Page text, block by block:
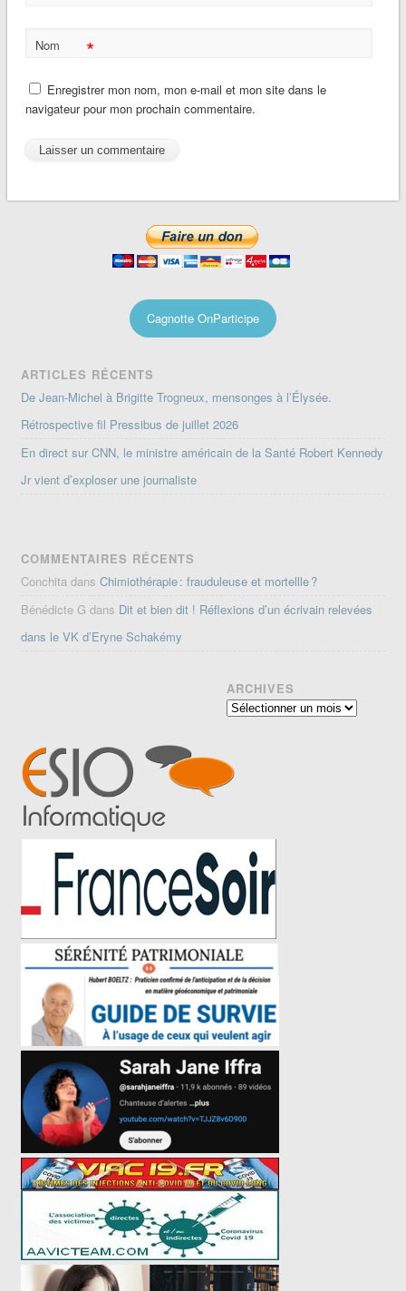
Nom *
Enregistrer mon nom, mon e-mail et mon site dans le
navigateur pour mon prochain commentaire.
Cagnotte OnParticipe
ARTICLES RÉCENTS
De Jean-Michel à Brigitte Trogneux, mensonges à l’Élysée.
Rétrospective fil Pressibus de juillet 2026
En direct sur CNN, le ministre américain de la Santé Robert Kennedy
Jr vient d’exploser une journaliste
COMMENTAIRES RÉCENTS
Conchita dansChimiothérapie : frauduleuse et mortellle ?
Bénédicte G dans Dit et bien dit ! Réflexions d’un écrivain relevées
dans le VK d’Eryne Schakémy
ARCHIVES
Archives